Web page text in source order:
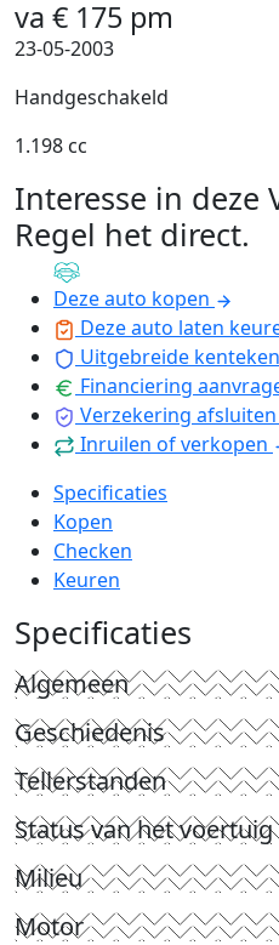
va € 175 pm
23-05-2003
Handgeschakeld
1.198 cc
Interesse in deze
Regel het direct.
Deze auto kopen
Deze auto laten
Uitgebreide
Financiering
Verzekering afsluiten
Inruilen of verkopen
Specificaties
Kopen
Checken
Keuren
Specificaties
Algemeen
Geschiedenis
Tellerstanden
Status van het voertuig
Milieu
Motor